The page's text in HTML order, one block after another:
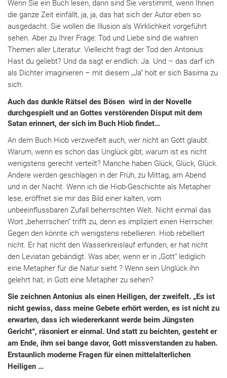
Wenn Sie ein Buch lesen, dann sind Sie verstimmt, wenn Ihnen
die ganze Zeit einfällt, ja, ja, das hat sich der Autor eben so
ausgedacht. Sie wollen die Illusion als Wirklichkeit vorgeführt
sehen. Aber zu Ihrer Frage: Tod und Liebe sind die wahren
Themen aller Literatur. Vielleicht fragt der Tod den Antonius:
Hast du geliebt? Und da sagt er endlich: Ja. Und – das darf ich
als Dichter imaginieren – mit diesem „Ja“ holt er sich Basima zu
sich.
Auch das dunkle Rätsel des Bösen wird in der Novelle
durchgespielt und an Gottes verstörenden Disput mit dem
Satan erinnert, der sich im Buch Hiob findet…
An dem Buch Hiob verzweifelt auch, wer nicht an Gott glaubt.
Warum, wenn es schon das Unglück gibt, warum ist es nicht
wenigstens gerecht verteilt? Manche haben Glück, Glück, Glück.
Andere werden geschlagen in der Früh, zu Mittag, am Abend
und in der Nacht. Wenn ich die Hiob-Geschichte als Metapher
lese, eröffnet sie mir das Bild einer kalten, vom
unbeeinflussbaren Zufall beherrschten Welt. Nicht einmal das
Wort „beherrschen“ trifft zu, denn es impliziert einen Herrscher.
Gegen den könnte ich wenigstens rebellieren. Hiob rebelliert
nicht. Er hat nicht den Wasserkreislauf erfunden, er hat nicht
den Leviatan gebändigt. Was aber, wenn er in „Gott“ lediglich
eine Metapher für die Natur sieht ? Wenn sein Unglück ihn
gelehrt hat, in Gott eine Metapher zu sehen?
Sie zeichnen Antonius als einen Heiligen, der zweifelt. „Es ist
nicht gewiss, dass meine Gebete erhört werden, es ist nicht zu
erwarten, dass ich wiedererkannt werde beim Jüngsten
Gericht“, räsoniert er einmal. Und statt zu beichten, gesteht er
am Ende, ihm sei bange davor, Gott missverstanden zu haben.
Erstaunlich moderne Fragen für einen mittelalterlichen
Heiligen …